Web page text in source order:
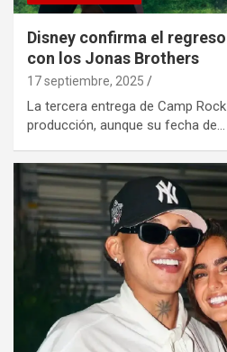
Disney confirma el regreso
con los Jonas Brothers
17 septiembre, 2025
La tercera entrega de Camp
producción, aunque su fecha de…